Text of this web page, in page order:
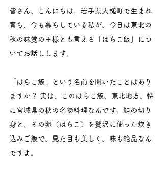
皆さん、こんにちは。岩手県大槌町で生まれ
育ち、今も暮らしている私が、今日は東北の
秋の味覚の王様とも言える「はらこ飯」につ
いてお話しします。
「はらこ飯」という名前を聞いたことはあり
ますか？ 実は、このはらこ飯、東北地方、特
に宮城県の秋の名物料理なんです。鮭の切り
身と、その卵（はらこ）を贅沢に使った炊き
込みご飯で、見た目も美しく、味も絶品なん
ですよ。